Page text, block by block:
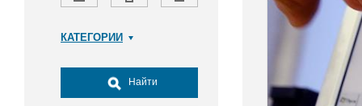
КАТЕГОРИИ
Досуг, туризм и отдых
Культура
Найти